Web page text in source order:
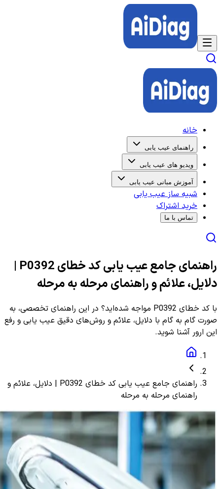
خانه
راهنمای عیب یابی
ویدیو های عیب یابی
آموزش مبانی عیب یابی
شبیه ساز عیب یابی
خرید اشتراک
تماس با ما
راهنمای جامع عیب یابی کد خطای P0392 |
دلایل، علائم و راهنمای مرحله به مرحله
با کد خطای P0392 مواجه شده‌اید؟ در این راهنمای تخصصی، به
صورت گام به گام با دلایل، علائم و روش‌های دقیق عیب یابی و رفع
این ارور آشنا شوید.
راهنمای جامع عیب یابی کد خطای P0392 | دلایل، علائم و
راهنمای مرحله به مرحله